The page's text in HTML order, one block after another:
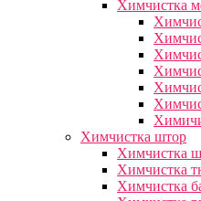
Химчистка
Химчистка штор
Химчистка
Химчистка
Химчистка